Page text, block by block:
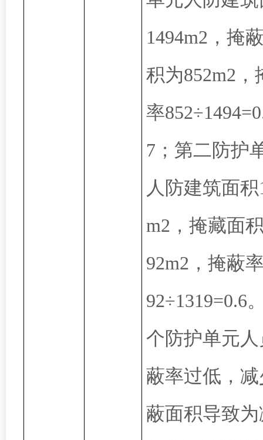
1494m2，掩
积为852m2，
率
7；第二防护
人防建筑面积
m2，掩藏面
92m2，掩蔽
92÷1319=0.6
个防护单元
蔽率过低，
蔽面积导致